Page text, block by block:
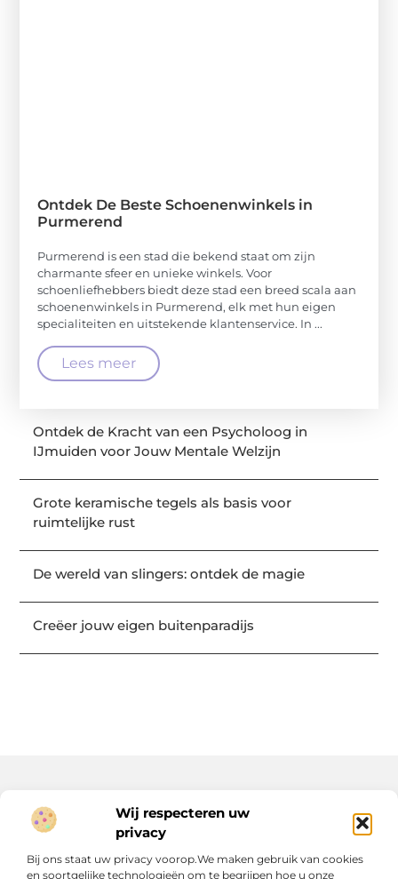
Wij respecteren uw
privacy
Bij ons staat uw privacy voorop.We maken gebruik van cookies
en soortgelijke technologieën om te begrijpen hoe u onze
Ontdek De Beste Schoenenwinkels in
Purmerend
Purmerend is een stad die bekend staat om zijn
charmante sfeer en unieke winkels. Voor
schoenliefhebbers biedt deze stad een breed scala aan
schoenenwinkels in Purmerend, elk met hun eigen
specialiteiten en uitstekende klantenservice. In ...
Lees meer
Ontdek de Kracht van een Psycholoog in
IJmuiden voor Jouw Mentale Welzijn
Grote keramische tegels als basis voor
ruimtelijke rust
De wereld van slingers: ontdek de magie
Creëer jouw eigen buitenparadijs
Onze informatie